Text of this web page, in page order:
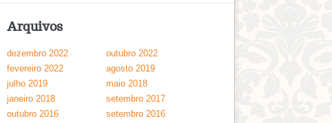
Arquivos
dezembro 2022
outubro 2022
fevereiro 2022
agosto 2019
julho 2019
maio 2018
janeiro 2018
setembro 2017
outubro 2016
setembro 2016